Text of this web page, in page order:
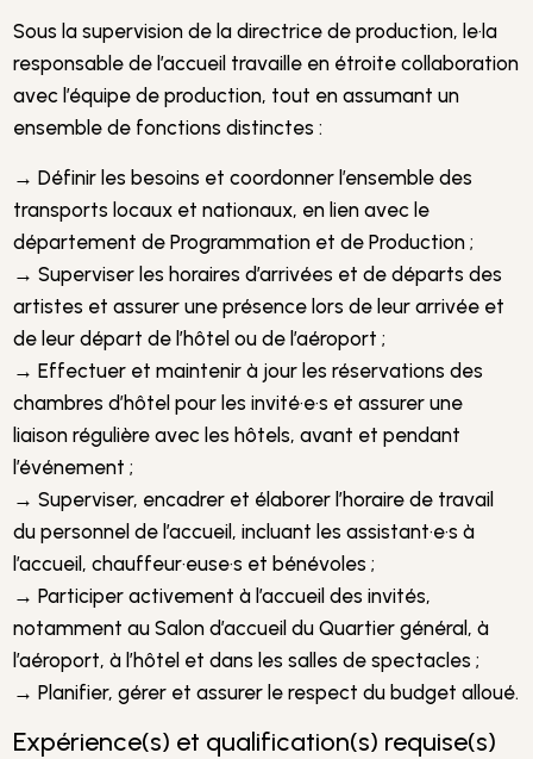
Sous la supervision de la directrice de production, le·la
responsable de l’accueil travaille en étroite collaboration
avec l’équipe de production, tout en assumant un
ensemble de fonctions distinctes :
→ Définir les besoins et coordonner l’ensemble des
transports locaux et nationaux, en lien avec le
département de Programmation et de Production ;
→ Superviser les horaires d’arrivées et de départs des
artistes et assurer une présence lors de leur arrivée et
de leur départ de l’hôtel ou de l’aéroport ;
→ Effectuer et maintenir à jour les réservations des
chambres d’hôtel pour les invité·e·s et assurer une
liaison régulière avec les hôtels, avant et pendant
l’événement ;
→ Superviser, encadrer et élaborer l’horaire de travail
du personnel de l’accueil, incluant les assistant·e·s à
l’accueil, chauffeur·euse·s et bénévoles ;
→ Participer activement à l’accueil des invités,
notamment au Salon d’accueil du Quartier général, à
l’aéroport, à l’hôtel et dans les salles de spectacles ;
→ Planifier, gérer et assurer le respect du budget alloué.
Expérience(s) et qualification(s) requise(s)